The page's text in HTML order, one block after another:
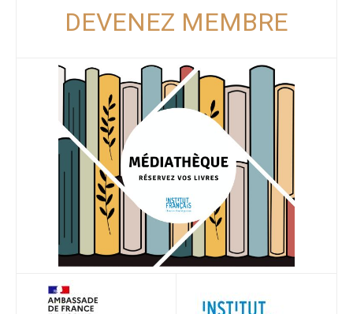
DEVENEZ MEMBRE